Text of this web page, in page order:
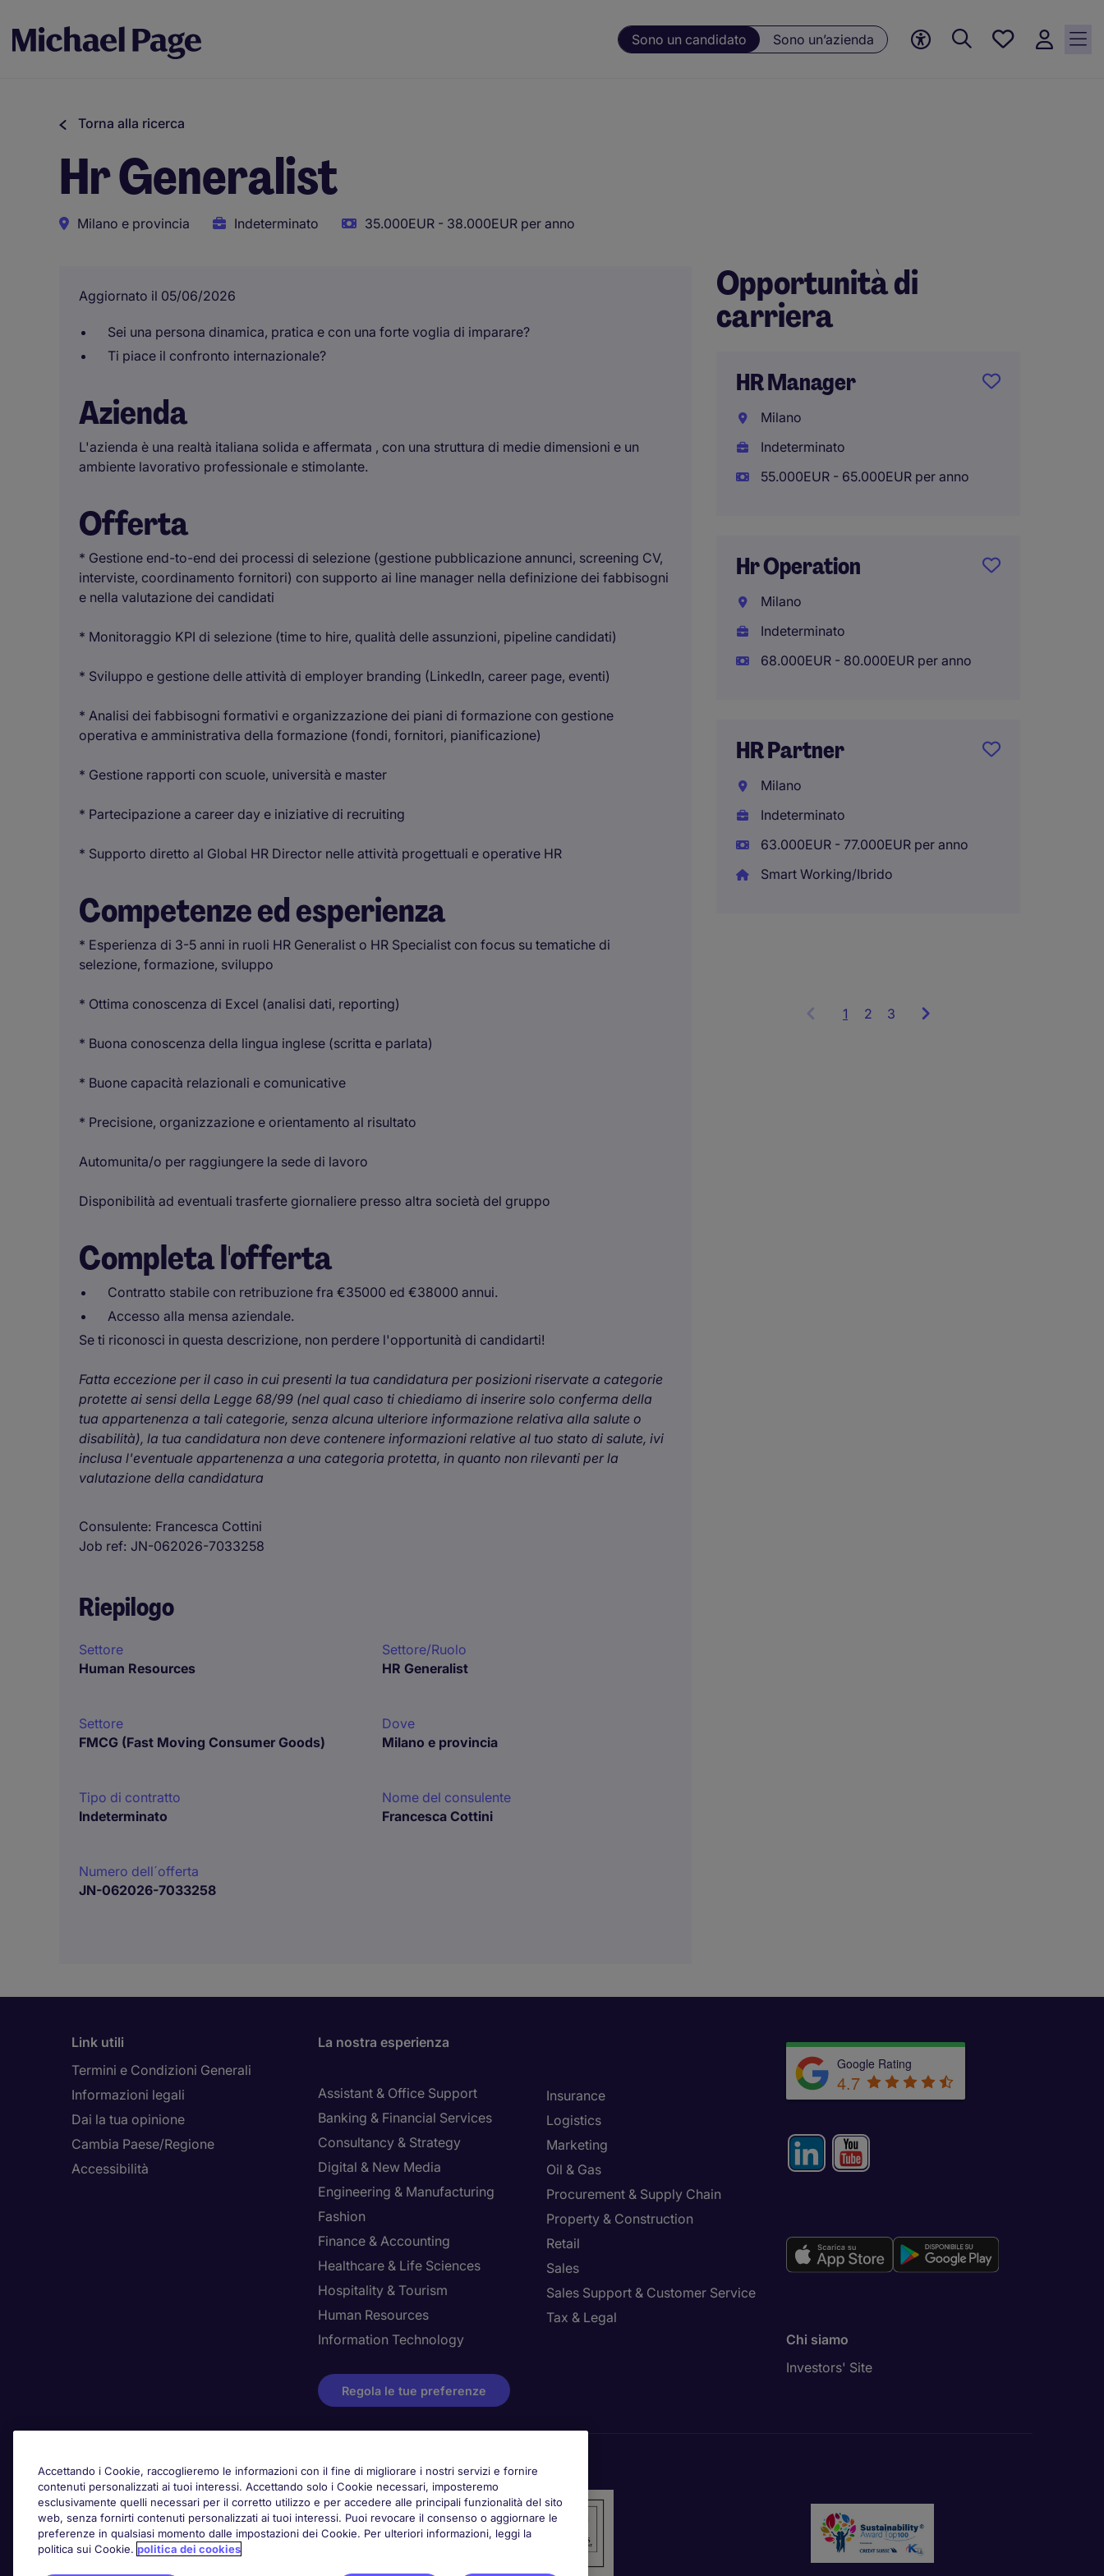
Sono un candidato Sono un’azienda
Preferiti, 0
Torna alla ricerca
Hr Generalist
Milano e provincia Indeterminato 35.000EUR - 38.000EUR per anno
Aggiornato il 05/06/2026
Sei una persona dinamica, pratica e con una forte voglia di imparare?
Ti piace il confronto internazionale?
Azienda
L'azienda è una realtà italiana solida e affermata , con una struttura di medie dimensioni e un
ambiente lavorativo professionale e stimolante.
Offerta
* Gestione end-to-end dei processi di selezione (gestione pubblicazione annunci, screening CV,
interviste, coordinamento fornitori) con supporto ai line manager nella definizione dei fabbisogni
e nella valutazione dei candidati
* Monitoraggio KPI di selezione (time to hire, qualità delle assunzioni, pipeline candidati)
* Sviluppo e gestione delle attività di employer branding (LinkedIn, career page, eventi)
* Analisi dei fabbisogni formativi e organizzazione dei piani di formazione con gestione
operativa e amministrativa della formazione (fondi, fornitori, pianificazione)
* Gestione rapporti con scuole, università e master
* Partecipazione a career day e iniziative di recruiting
* Supporto diretto al Global HR Director nelle attività progettuali e operative HR
Competenze ed esperienza
* Esperienza di 3-5 anni in ruoli HR Generalist o HR Specialist con focus su tematiche di
selezione, formazione, sviluppo
* Ottima conoscenza di Excel (analisi dati, reporting)
* Buona conoscenza della lingua inglese (scritta e parlata)
* Buone capacità relazionali e comunicative
* Precisione, organizzazione e orientamento al risultato
Automunita/o per raggiungere la sede di lavoro
Disponibilità ad eventuali trasferte giornaliere presso altra società del gruppo
Completa l'offerta
Contratto stabile con retribuzione fra €35000 ed €38000 annui.
Accesso alla mensa aziendale.
Se ti riconosci in questa descrizione, non perdere l'opportunità di candidarti!
Fatta eccezione per il caso in cui presenti la tua candidatura per posizioni riservate a categorie
protette ai sensi della Legge 68/99 (nel qual caso ti chiediamo di inserire solo conferma della
tua appartenenza a tali categorie, senza alcuna ulteriore informazione relativa alla salute o
disabilità), la tua candidatura non deve contenere informazioni relative al tuo stato di salute, ivi
inclusa l'eventuale appartenenza a una categoria protetta, in quanto non rilevanti per la
valutazione della candidatura
Consulente Francesca Cottini
Job ref JN-062026-7033258
Riepilogo
Settore
Human Resources
Settore/Ruolo
HR Generalist
Settore
FMCG (Fast Moving Consumer Goods)
Dove
Milano e provincia
Tipo di contratto
Indeterminato
Nome del consulente
Francesca Cottini
Numero dell´offerta
JN-062026-7033258
Opportunità di
carriera
HR Manager
Milano
Indeterminato
55.000EUR - 65.000EUR per anno
Hr Operation
Milano
Indeterminato
68.000EUR - 80.000EUR per anno
HR Partner
Milano
Indeterminato
63.000EUR - 77.000EUR per anno
Smart Working/Ibrido
1 Showing
2 3
Link utili
Termini e Condizioni Generali
Informazioni legali
Dai la tua opinione
Cambia Paese/Regione
Accessibilità
La nostra esperienza
Assistant & Office Support
Banking & Financial Services
Consultancy & Strategy
Digital & New Media
Engineering & Manufacturing
Fashion
Finance & Accounting
Healthcare & Life Sciences
Hospitality & Tourism
Human Resources
Information Technology
Insurance
Logistics
Marketing
Oil & Gas
Procurement & Supply Chain
Property & Construction
Retail
Sales
Sales Support & Customer Service
Tax & Legal
Regola le tue preferenze
Google Rating
4.7
Chi siamo
Investors' Site
Accettando i Cookie, raccoglieremo le informazioni con il fine di migliorare i nostri servizi e fornire
contenuti personalizzati ai tuoi interessi. Accettando solo i Cookie necessari, imposteremo
esclusivamente quelli necessari per il corretto utilizzo e per accedere alle principali funzionalità del sito
web, senza fornirti contenuti personalizzati ai tuoi interessi. Puoi revocare il consenso o aggiornare le
preferenze in qualsiasi momento dalle impostazioni dei Cookie. Per ulteriori informazioni, leggi la
politica sui Cookie. politica dei cookies